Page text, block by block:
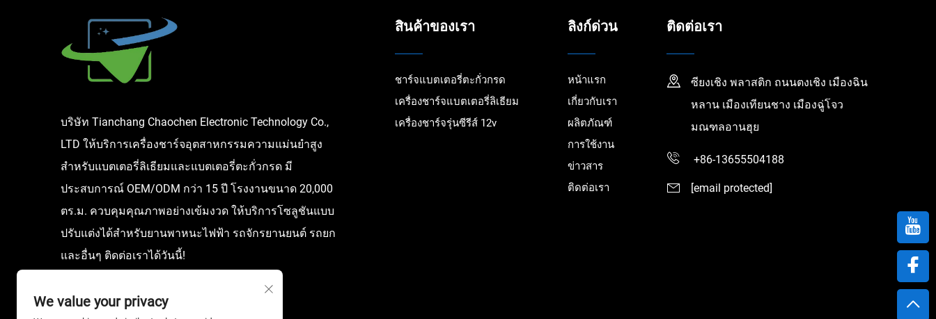
บริษัท Tianchang Chaochen Electronic Technology Co.,
LTD ให้บริการเครื่องชาร์จอุตสาหกรรมความแม่นยำสูง
สำหรับแบตเตอรี่ลิเธียมและแบตเตอรี่ตะกั่วกรด มี
ประสบการณ์ OEM/ODM กว่า 15 ปี โรงงานขนาด 20,000
ตร.ม. ควบคุมคุณภาพอย่างเข้มงวด ให้บริการโซลูชันแบบ
ปรับแต่งได้สำหรับยานพาหนะไฟฟ้า รถจักรยานยนต์ รถยก
และอื่นๆ ติดต่อเราได้วันนี้!
สินค้าของเรา
ชาร์จแบตเตอรี่ตะกั่วกรด
เครื่องชาร์จแบตเตอรี่ลิเธียม
เครื่องชาร์จรุ่นซีรีส์ 12v
ลิงก์ด่วน
หน้าแรก
เกี่ยวกับเรา
ผลิตภัณฑ์
การใช้งาน
ข่าวสาร
ติดต่อเรา
ติดต่อเรา
ซียงเชิง พลาสติก ถนนตงเชิง เมืองฉิน
หลาน เมืองเทียนชาง เมืองฉู่โจว
มณฑลอานฮุย
+86-13655504188
[email protected]
We value your privacy